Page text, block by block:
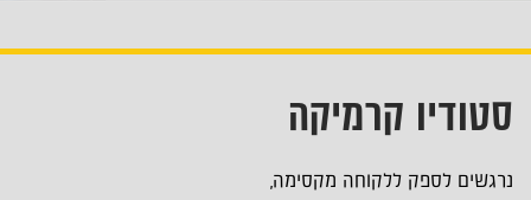
סטודיו קרמיקה
נרגשים לספק ללקוחה מקסימה,